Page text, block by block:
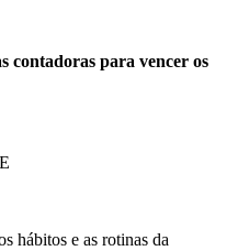
contadoras para vencer os
hábitos e as rotinas da